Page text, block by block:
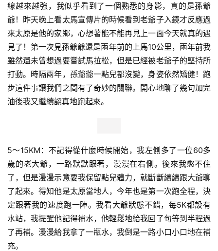
训
练
视
频
用
户
运
动
集
線越來越強，我似乎看到了一個熟悉的身影，真的是孫爺
爺！昨天晚上看太馬宣傳片的時候看到老爺子入鏡才反應過
來太原是他的家鄉，心想著能不能再見上一面今天就真的遇
見了！第一次見孫爺爺還是兩年前的上馬10公里，兩年前我
雖然還未曾想過要嘗試馬拉松，但是已經被老爺子的堅持所
打動。時隔兩年，孫爺爺一點兒都沒變，身姿依然矯健！跑
步這件事讓我們之間有了奇妙的關聯。開心地聊了幾句加完
油後我又繼續認真地跑起來。
5～15KM：不記得從什麼時候開始，我左側多了一位60多
歲的老大爺，一路默默跟著，漫漫在右側。後來我憋不住
了，但是漫漫示意要我保留點兒體力，就斷斷續續跟大爺聊
了起來。得知他是太原當地人，今年也是第一次跑全程，決
定跟著我的速度跑一陣。我看大爺狀態不錯，每5K都設有
水站，我提醒他記得補水，他輕鬆地給我回了句等到半程過
了再補。漫漫給我拿了一瓶水，我倒是一路小口小口地在補
充。